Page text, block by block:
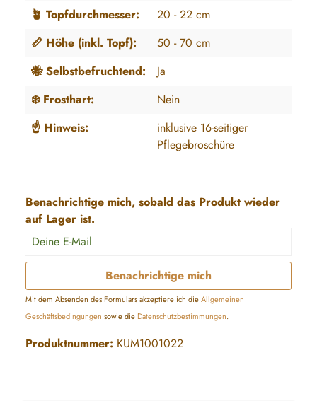
🪴 Topfdurchmesser:
20 - 22 cm
📏 Höhe (inkl. Topf):
50 - 70 cm
🐝 Selbstbefruchtend:
Ja
❄️ Frosthart:
Nein
☝️ Hinweis:
inklusive 16-seitiger
Pflegebroschüre
Benachrichtige mich, sobald das Produkt wieder
auf Lager ist.
Deine E-Mail
Benachrichtige mich
Mit dem Absenden des Formulars akzeptiere ich dieAllgemeinen
Geschäftsbedingungen sowie die Datenschutzbestimmungen.
Produktnummer: KUM1001022